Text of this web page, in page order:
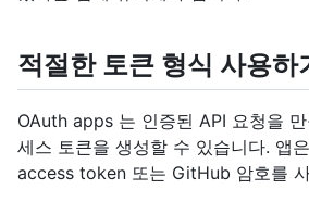
적절한 토큰 형식 사용하
OAuth apps 는 인증된 API 요청을
세스 토큰을 생성할 수 있습니다. 앱
access token 또는 GitHub 암호를